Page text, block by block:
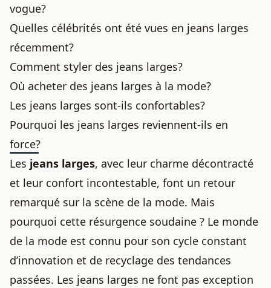
vogue?
Quelles célébrités ont été vues en jeans larges
récemment?
Comment styler des jeans larges?
Où acheter des jeans larges à la mode?
Les jeans larges sont-ils confortables?
Pourquoi les jeans larges reviennent-ils en
force?
Les jeans larges, avec leur charme décontracté
et leur confort incontestable, font un retour
remarqué sur la scène de la mode. Mais
pourquoi cette résurgence soudaine ? Le monde
de la mode est connu pour son cycle constant
d’innovation et de recyclage des tendances
passées. Les jeans larges ne font pas exception